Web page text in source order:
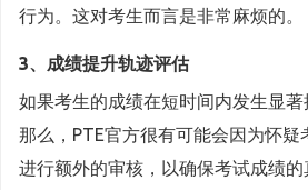
行为。这对考生而言是非常麻烦的。
3、成绩提升轨迹评估
如果考生的成绩在短时间内发生显著
那么，PTE官方很有可能会因为怀疑
进行额外的审核，以确保考试成绩